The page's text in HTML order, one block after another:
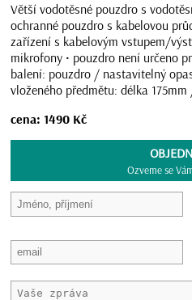
Větší vodotěsné pouzdro s
ochranné pouzdro s kabelovou
zařízení s kabelovým vstupem/
mikrofony • pouzdro není určeno
balení: pouzdro / nastavitelný
vloženého předmětu: délka
cena: 1490 Kč
Ozveme se